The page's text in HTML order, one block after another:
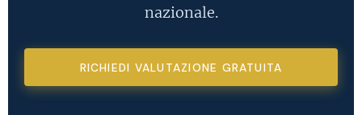
nazionale.
RICHIEDI VALUTAZIONE GRATUITA